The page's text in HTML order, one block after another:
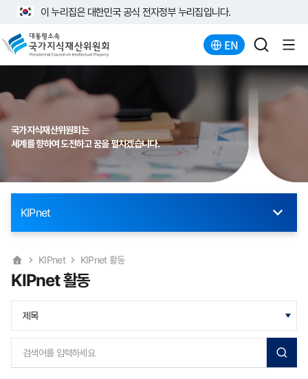
이 누리집은 대한민국 공식 전자정부 누리집입니다.
EN
국가지식재산위원회는
세계를 향하여 도전하고 꿈을 펼치겠습니다.
KIPnet
KIPnet KIPnet 활동
KIPnet 활동